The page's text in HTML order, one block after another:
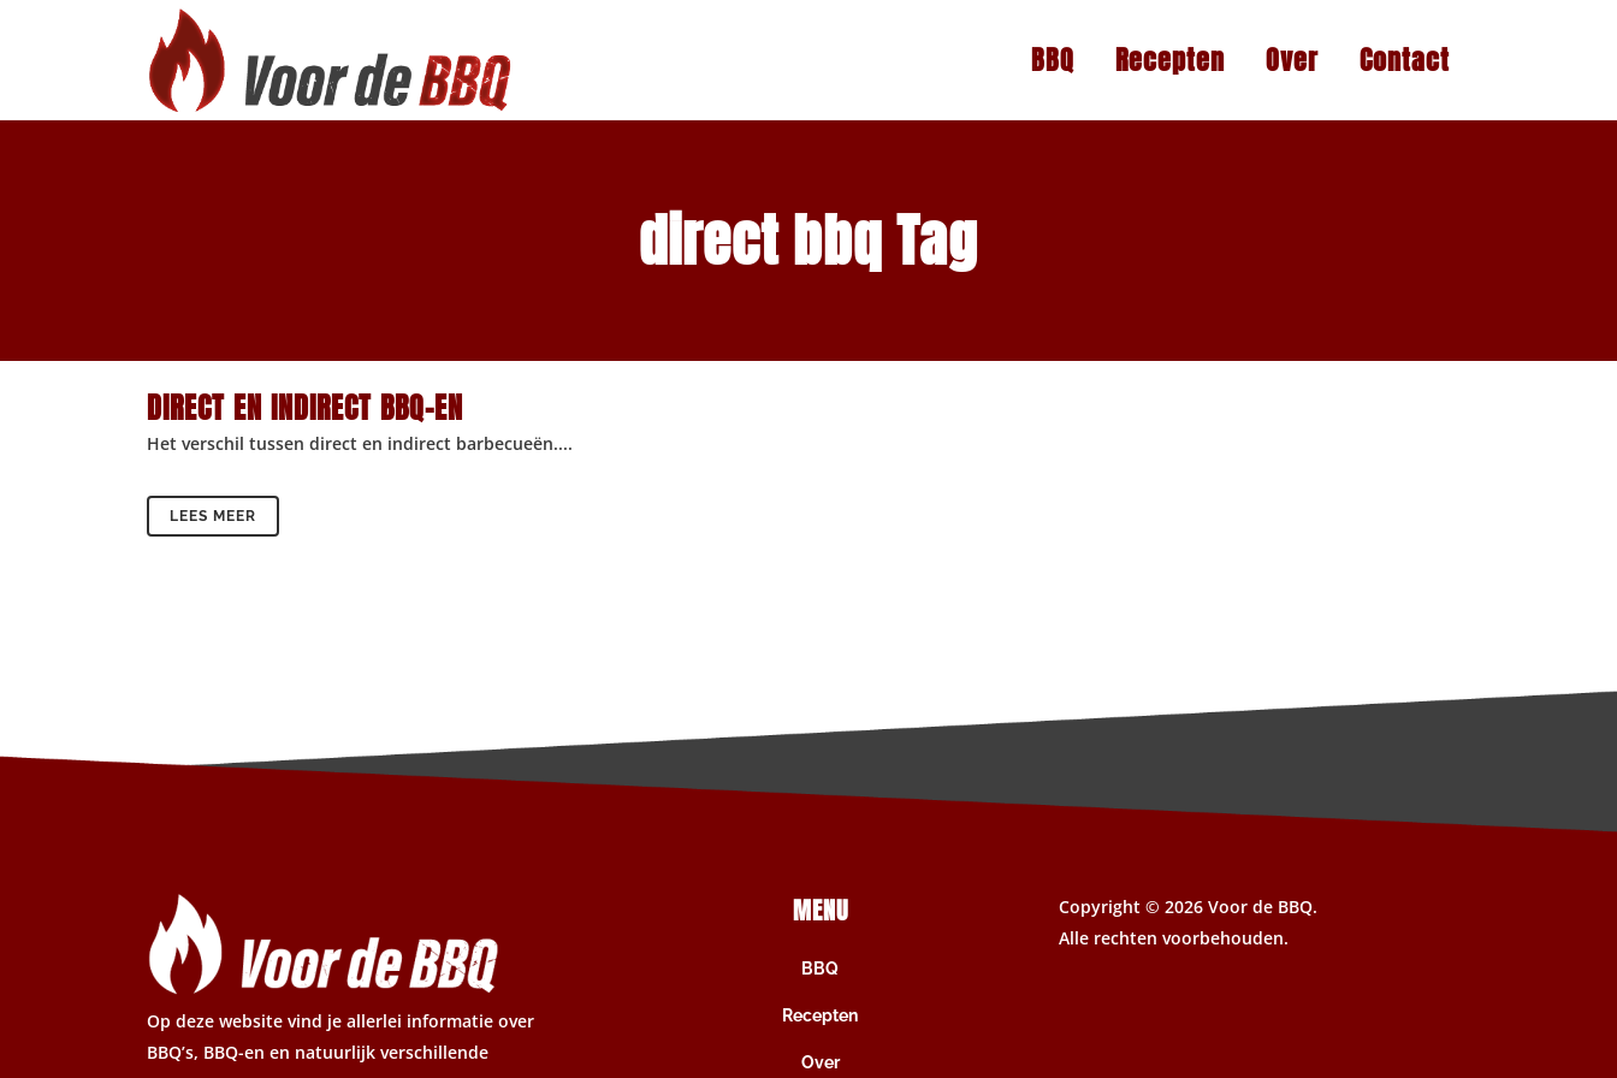
BBQ Recepten Over Contact
direct bbq Tag
DIRECT EN INDIRECT BBQ-EN
Het verschil tussen direct en indirect barbecueën....
LEES MEER
Op deze website vind je allerlei informatie over
BBQ’s, BBQ-en en natuurlijk verschillende
MENU
BBQ
Recepten
Over
Copyright ©2026 Voor de BBQ.
Alle rechten voorbehouden.